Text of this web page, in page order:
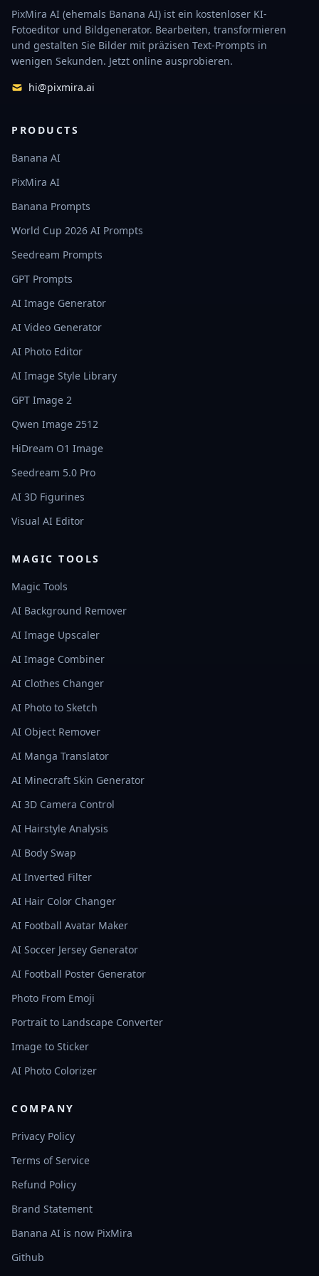
PixMira AI (ehemals Banana AI) ist ein kostenloser KI-
Fotoeditor und Bildgenerator. Bearbeiten, transformieren
und gestalten Sie Bilder mit präzisen Text-Prompts in
wenigen Sekunden. Jetzt online ausprobieren.
hi@pixmira.ai
PRODUCTS
Banana AI
PixMira AI
Banana Prompts
World Cup 2026 AI Prompts
Seedream Prompts
GPT Prompts
AI Image Generator
AI Video Generator
AI Photo Editor
AI Image Style Library
GPT Image 2
Qwen Image 2512
HiDream O1 Image
Seedream 5.0 Pro
AI 3D Figurines
Visual AI Editor
MAGIC TOOLS
Magic Tools
AI Background Remover
AI Image Upscaler
AI Image Combiner
AI Clothes Changer
AI Photo to Sketch
AI Object Remover
AI Manga Translator
AI Minecraft Skin Generator
AI 3D Camera Control
AI Hairstyle Analysis
AI Body Swap
AI Inverted Filter
AI Hair Color Changer
AI Football Avatar Maker
AI Soccer Jersey Generator
AI Football Poster Generator
Photo From Emoji
Portrait to Landscape Converter
Image to Sticker
AI Photo Colorizer
COMPANY
Privacy Policy
Terms of Service
Refund Policy
Brand Statement
Banana AI is now PixMira
Github